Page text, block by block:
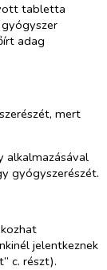
tabletta
adag
mert
alkalmazásával
gyógyszerészét.
jelentkeznek
c. részt).